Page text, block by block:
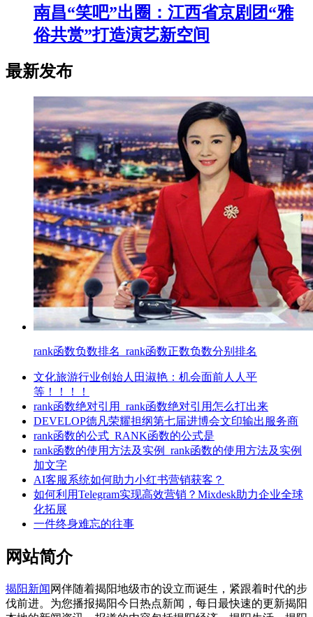
南昌“笑吧”出圈：江西省京剧团“雅
俗共赏”打造演艺新空间
最新发布
rank函数负数排名_rank函数正数负数分别排名
文化旅游行业创始人田淑艳：机会面前人人平
等！！！！
rank函数绝对引用_rank函数绝对引用怎么打出来
DEVELOP德凡荣耀担纲第七届进博会文印输出服务商
rank函数的公式_RANK函数的公式是
rank函数的使用方法及实例_rank函数的使用方法及实例
加文字
AI客服系统如何助力小红书营销获客？
如何利用Telegram实现高效营销？Mixdesk助力企业全球
化拓展
一件终身难忘的往事
网站简介
揭阳新闻 网伴随着揭阳地级市的设立而诞生，紧跟着时代的步
伐前进。为您播报揭阳今日热点新闻，每日最快速的更新揭阳